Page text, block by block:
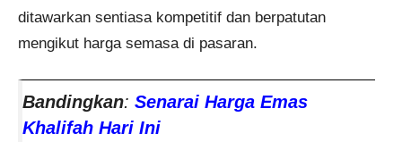
ditawarkan sentiasa kompetitif dan berpatutan
mengikut harga semasa di pasaran.
Bandingkan: Senarai Harga Emas
Khalifah Hari Ini